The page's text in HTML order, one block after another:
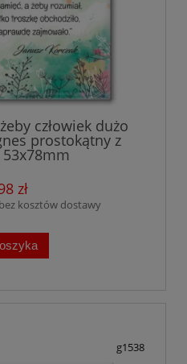
człowiek dużo
prostokątny z
zł
kosztów dostawy
g1538